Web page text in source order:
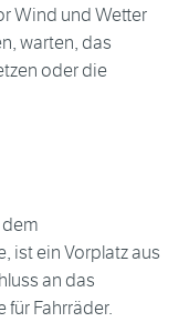
Wind und Wetter
warten, das
oder die
ist ein Vorplatz aus
an das
Fahrräder.